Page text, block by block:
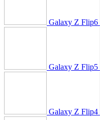
Galaxy Z Flip6
Galaxy Z Flip5
Galaxy Z Flip4